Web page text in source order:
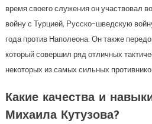
время своего служения он участвовал
войну с Турцией, Русско-шведскую
года против Наполеона. Он также
который совершил ряд отличных
некоторых из самых сильных
Какие качества и
Михаила Кутузова?